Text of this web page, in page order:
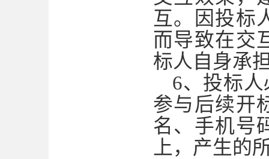
互。因投标
而导致在交
标人自身承
6、投标
参与后续开
名、手机号
上，产生的